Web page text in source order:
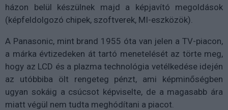
házon belül készülnek majd a képjavító megoldások
(képfeldolgozó chipek, szoftverek, MI-eszközök).
A Panasonic, mint brand 1955 óta van jelen a TV-piacon,
a márka évtizedeken át tartó menetelését az törte meg,
hogy az LCD és a plazma technológia vetélkedése idején
az utóbbiba ölt rengeteg pénzt, ami képminőségben
ugyan sokáig a csúcsot képviselte, de a magasabb ára
miatt végül nem tudta meghódítani a piacot.